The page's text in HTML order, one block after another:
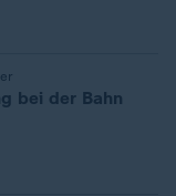
bei der Bahn